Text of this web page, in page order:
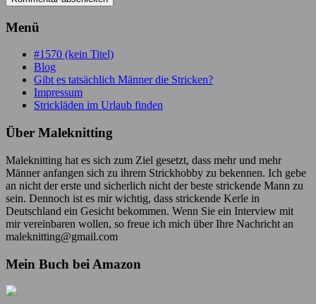
Menü
#1570 (kein Titel)
Blog
Gibt es tatsächlich Männer die Stricken?
Impressum
Strickläden im Urlaub finden
Über Maleknitting
Maleknitting hat es sich zum Ziel gesetzt, dass mehr und mehr
Männer anfangen sich zu ihrem Strickhobby zu bekennen. Ich gebe
an nicht der erste und sicherlich nicht der beste strickende Mann zu
sein. Dennoch ist es mir wichtig, dass strickende Kerle in
Deutschland ein Gesicht bekommen. Wenn Sie ein Interview mit
mir vereinbaren wollen, so freue ich mich über Ihre Nachricht an
maleknitting@gmail.com
Mein Buch bei Amazon